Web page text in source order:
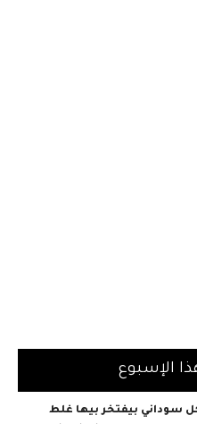
الإسبوع
سوداني بيفتخر بيها غلط